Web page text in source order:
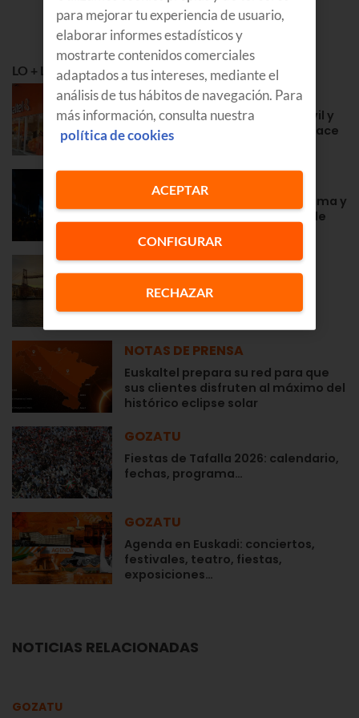
LO + LEÍDO
APRENDE
Euskaltel en Navarra: fibra, móvil y
la cercanía de siempre desde hace
años
Fiestas en Zarautz 2026: programa y
conciertos de la Semana Grande
GOZATU
Fiestas de Portugalete 2026:
programa, conciertos, fechas…
NOTAS DE PRENSA
Euskaltel prepara su red para que
sus clientes disfruten al máximo del
histórico eclipse solar
GOZATU
Fiestas de Tafalla 2026: calendario,
fechas, programa…
GOZATU
Agenda en Euskadi: conciertos,
festivales, teatro, fiestas,
exposiciones…
NOTICIAS RELACIONADAS
GOZATU
para mejorar tu experiencia de usuario,
elaborar informes estadísticos y
mostrarte contenidos comerciales
adaptados a tus intereses, mediante el
análisis de tus hábitos de navegación. Para
más información, consulta nuestra
política de cookies
CONFIGURAR
RECHAZAR
ACEPTAR